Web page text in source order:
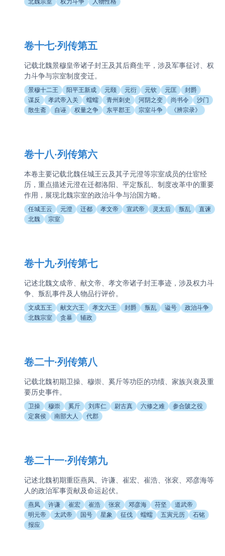
卷十七·列传第五
记载北魏景穆皇帝诸子封王及其后裔生平，涉及军事征讨、权
力斗争与宗室制度变迁。
景穆十二王 阳平王新成 元颐 元衍 元钦 元匡
封爵
谋反
孝武帝入关 蠕蠕 青州刺史 河阴之变 尚书令
沙门
散生斋
自诬 权量之争 东平郡王 宗室斗争 《辨宗录》
卷十八·列传第六
本卷主要记载北魏任城王云及其子元澄等宗室成员的仕宦经
历，重点描述元澄在迁都洛阳、平定叛乱、制度改革中的重要
作用，展现北魏宗室的政治斗争与治国方略。
任城王云 元澄 迁都 孝文帝 宣武帝 灵太后 叛乱
直谏
北魏
宗室
卷十九·列传第七
记述北魏文成帝、献文帝、孝文帝诸子封王事迹，涉及权力斗
争、叛乱事件及人物品行评价。
文成五王 献文六王 孝文六王 封爵 叛乱 谥号
政治斗争
北魏宗室
贪暴 辅政
卷二十·列传第八
记载北魏初期卫操、穆崇、奚斤等功臣的功绩、家族兴衰及重
要历史事件。
卫操 穆崇 奚斤 刘库仁 尉古真 六修之难
参合陂之役
定襄侯
南部大人 代郡
卷二十一·列传第九
记述北魏初期重臣燕凤、许谦、崔宏、崔浩、张衮、邓彦海等
人的政治军事贡献及命运起伏。
燕凤 许谦 崔宏 崔浩 张衮 邓彦海 苻坚
道武帝
明元帝
太武帝 国号 星象 征伐 蠕蠕 五寅元历
石铭
报应